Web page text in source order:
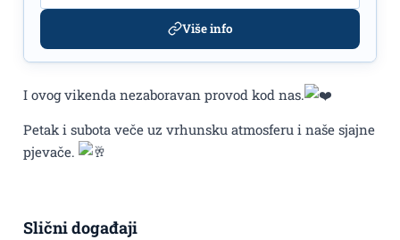
I ovog vikenda nezaboravan provod kod nas.
Petak i subota veče uz vrhunsku atmosferu i naše sjajne
pjevače.
Više info
Slični događaji